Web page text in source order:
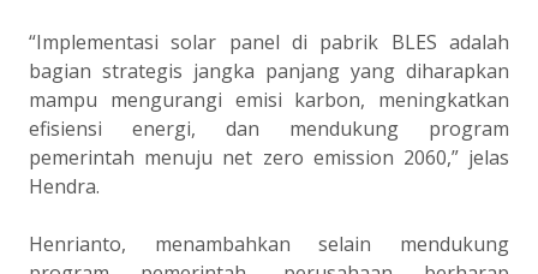
“Implementasi solar panel di pabrik BLES adalah
bagian strategis jangka panjang yang diharapkan
mampu mengurangi emisi karbon, meningkatkan
efisiensi energi, dan mendukung program
pemerintah menuju net zero emission 2060,” jelas
Hendra.
Henrianto, menambahkan selain mendukung